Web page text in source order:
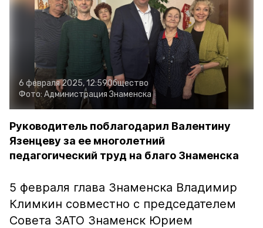
6 февраля 2025, 12:59Общество
Фото: Администрация Знаменска
Руководитель поблагодарил Валентину
Язенцеву за ее многолетний
педагогический труд на благо Знаменска
5 февраля глава Знаменска Владимир
Климкин совместно с председателем
Совета ЗАТО Знаменск Юрием